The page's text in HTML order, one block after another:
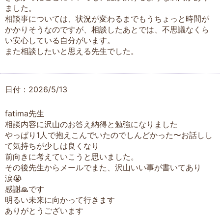
ました。
相談事については、状況が変わるまでもうちょっと時間が
かかりそうなのですが、相談したあとでは、不思議なくら
い安心している自分がいます。
また相談したいと思える先生でした。
日付：2026/5/13
fatima先生
相談内容に沢山のお答え納得と勉強になりました
やっぱり1人で抱えこんでいたのでしんどかった〜お話しし
て気持ちが少しは良くなり
前向きに考えていこうと思いました。
その後先生からメールでまた、沢山いい事が書いてあり
涙😭
感謝🙏です
明るい未来に向かって行きます
ありがとうございます